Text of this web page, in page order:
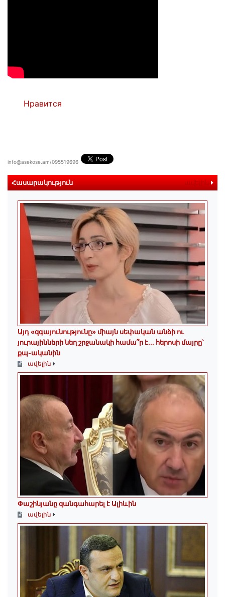
Нравится
info@asekose.am/095519696
Հասարակություն ավելին
Այդ «զգայունությունը» միայն սեփական անձի ու
յուրայինների նեղ շրջանակի համա՞ր է․․․ հերոսի մայրը՝
քպ-ականին
ավելին
Փաշինյանը զանգահարել է Ալիևին
ավելին